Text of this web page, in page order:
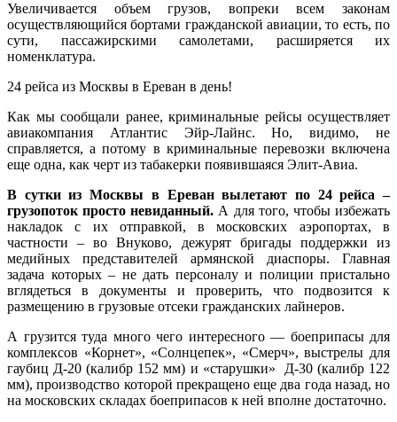
Увеличивается объем грузов, вопреки всем законам
осуществляющийся бортами гражданской авиации, то есть, по
сути, пассажирскими самолетами, расширяется их
номенклатура.
24 рейса из Москвы в Ереван в день!
Как мы сообщали ранее, криминальные рейсы осуществляет
авиакомпания Атлантис Эйр-Лайнс. Но, видимо, не
справляется, а потому в криминальные перевозки включена
еще одна, как черт из табакерки появившаяся Элит-Авиа.
В сутки из Москвы в Ереван вылетают по 24 рейса –
грузопоток просто невиданный. А для того, чтобы избежать
накладок с их отправкой, в московских аэропортах, в
частности – во Внуково, дежурят бригады поддержки из
медийных представителей армянской диаспоры. Главная
задача которых – не дать персоналу и полиции пристально
вглядеться в документы и проверить, что подвозится к
размещению в грузовые отсеки гражданских лайнеров.
А грузится туда много чего интересного — боеприпасы для
комплексов «Корнет», «Солнцепек», «Смерч», выстрелы для
гаубиц Д-20 (калибр 152 мм) и «старушки» Д-30 (калибр 122
мм), производство которой прекращено еще два года назад, но
на московских складах боеприпасов к ней вполне достаточно.